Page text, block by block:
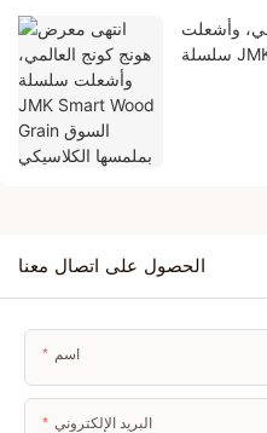
وأشعلت
سلسلة JMK Smart Wood Grain السوق
الحصول على اتصال معنا
اسم
البريد الإلكتروني